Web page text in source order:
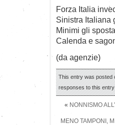
Forza Italia
Sinistra Italiana
Minimi gli
Calenda e
(da agenzie)
This entry was posted
responses to this
« NONNISMO
MENO TAMPONI,